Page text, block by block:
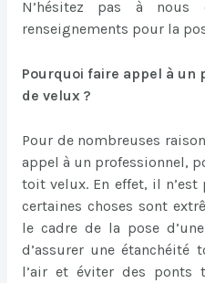
N’hésitez pas à
renseignements pour la
Pourquoi faire appel à un
de velux ?
Pour de nombreuses
appel à un professionnel,
toit velux. En effet, il
certaines choses sont
le cadre de la pose
d’assurer une étanchéité
l’air et éviter des ponts